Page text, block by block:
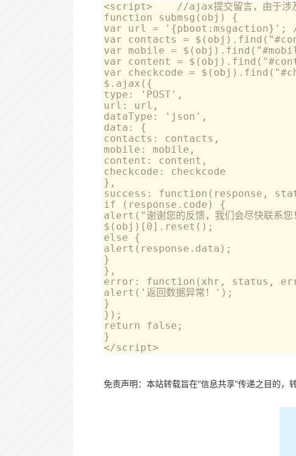
<script>    //ajax提交留言，由于
function submsg(obj) {
var url =
var contacts =
var mobile =
var content =
var checkcode =
$.ajax({
type: 'POST',
url: url,
dataType: 'json',
data: {
contacts:
mobile: mobile,
content:
checkcode: checkcode
},
success:
if
alert("谢谢您的反馈，我
$(obj)[0].reset();
else {
}
},
error: function(xhr,
alert('返回数据异常！
}
});
return false;
}
</script>
免责声明：本站转载旨在“信息共享”传递之目的，